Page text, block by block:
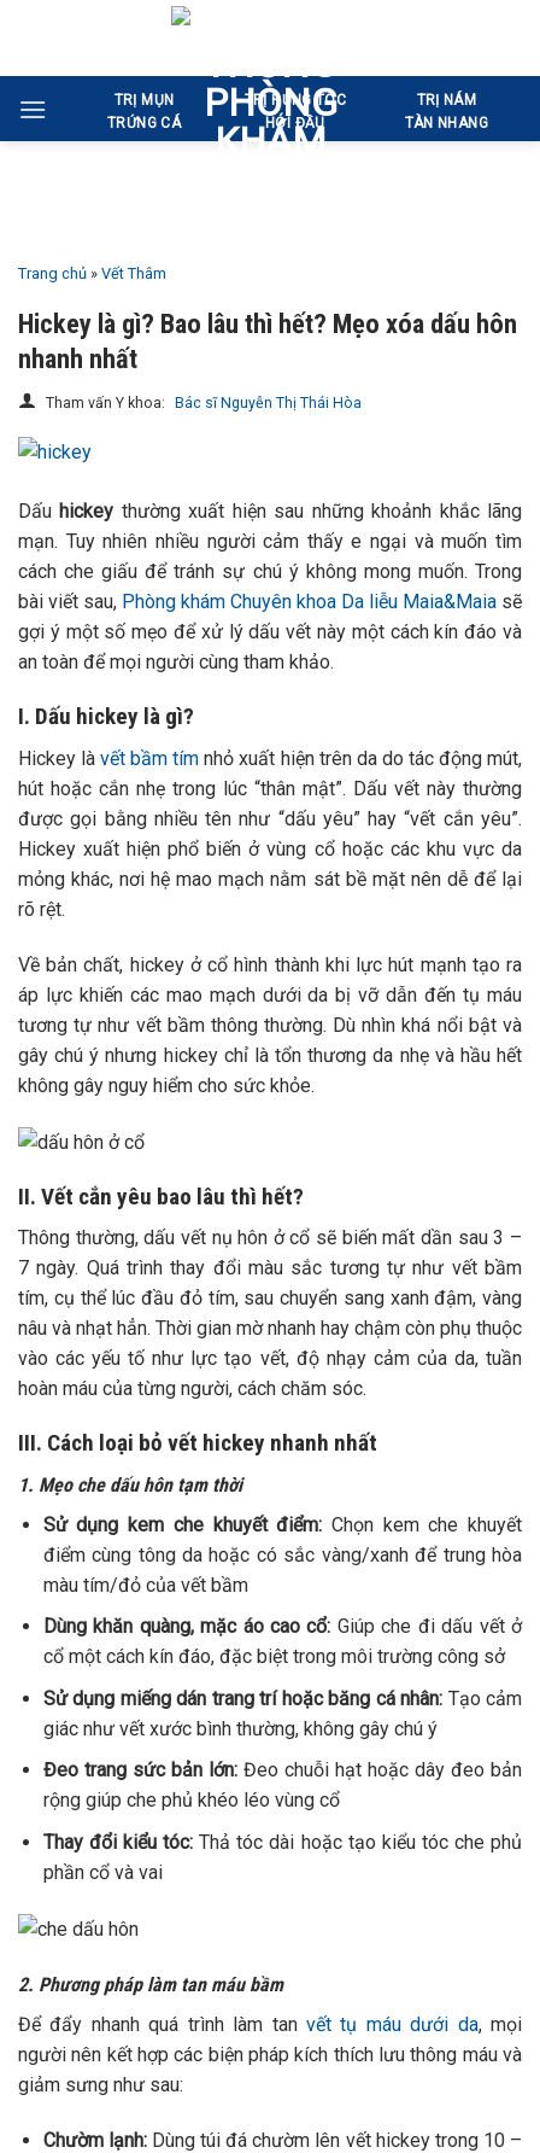
nội
dung
TRỊ MỤN
TRỨNG CÁ
TRỊ RỤNG TÓC
HÓI ĐẦU
TRỊ NÁM
TÀN NHANG
Trang chủ » Vết Thâm
Hickey là gì? Bao lâu thì hết? Mẹo xóa dấu hôn
nhanh nhất
Tham vấn Y khoa: Bác sĩ Nguyễn Thị Thái Hòa
Dấu hickey thường xuất hiện sau những khoảnh khắc lãng
mạn. Tuy nhiên nhiều người cảm thấy e ngại và muốn tìm
cách che giấu để tránh sự chú ý không mong muốn. Trong
bài viết sau, Phòng khám Chuyên khoa Da liễu Maia&Maia sẽ
gợi ý một số mẹo để xử lý dấu vết này một cách kín đáo và
an toàn để mọi người cùng tham khảo.
I. Dấu hickey là gì?
Hickey làvết bầm tím nhỏ xuất hiện trên da do tác động mút,
hút hoặc cắn nhẹ trong lúc “thân mật”. Dấu vết này thường
được gọi bằng nhiều tên như “dấu yêu” hay “vết cắn yêu”.
Hickey xuất hiện phổ biến ở vùng cổ hoặc các khu vực da
mỏng khác, nơi hệ mao mạch nằm sát bề mặt nên dễ để lại
rõ rệt.
Về bản chất, hickey ở cổ hình thành khi lực hút mạnh tạo ra
áp lực khiến các mao mạch dưới da bị vỡ dẫn đến tụ máu
tương tự như vết bầm thông thường. Dù nhìn khá nổi bật và
gây chú ý nhưng hickey chỉ là tổn thương da nhẹ và hầu hết
không gây nguy hiểm cho sức khỏe.
II. Vết cắn yêu bao lâu thì hết?
Thông thường, dấu vết nụ hôn ở cổ sẽ biến mất dần sau 3 –
7 ngày. Quá trình thay đổi màu sắc tương tự như vết bầm
tím, cụ thể lúc đầu đỏ tím, sau chuyển sang xanh đậm, vàng
nâu và nhạt hẳn. Thời gian mờ nhanh hay chậm còn phụ thuộc
vào các yếu tố như lực tạo vết, độ nhạy cảm của da, tuần
hoàn máu của từng người, cách chăm sóc.
III. Cách loại bỏ vết hickey nhanh nhất
1. Mẹo che dấu hôn tạm thời
Sử dụng kem che khuyết điểm: Chọn kem che khuyết
điểm cùng tông da hoặc có sắc vàng/xanh để trung hòa
màu tím/đỏ của vết bầm
Dùng khăn quàng, mặc áo cao cổ: Giúp che đi dấu vết ở
cổ một cách kín đáo, đặc biệt trong môi trường công sở
Sử dụng miếng dán trang trí hoặc băng cá nhân: Tạo cảm
giác như vết xước bình thường, không gây chú ý
Đeo trang sức bản lớn: Đeo chuỗi hạt hoặc dây đeo bản
rộng giúp che phủ khéo léo vùng cổ
Thay đổi kiểu tóc:Thả tóc dài hoặc tạo kiểu tóc che phủ
phần cổ và vai
2. Phương pháp làm tan máu bầm
Để đẩy nhanh quá trình làm tan vết tụ máu dưới da, mọi
người nên kết hợp các biện pháp kích thích lưu thông máu và
giảm sưng như sau:
Chườm lạnh: Dùng túi đá chườm lên vết hickey trong 10 –